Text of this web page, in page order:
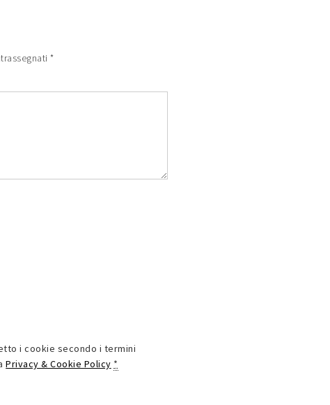
*
i cookie secondo i termini
Privacy & Cookie Policy *